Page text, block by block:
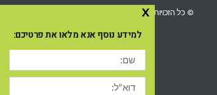
x
למידע נוסף אנא מלאו את פרטיכם:
שם:
דוא"ל:
© כל הזכויות שמורות ל-Ingo השכרת ציוד לאירועים 2025